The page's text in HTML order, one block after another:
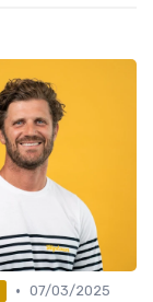
• 07/03/2025